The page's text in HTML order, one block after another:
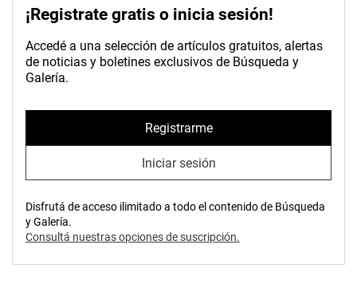
¡Registrate gratis o inicia sesión!
Accedé a una selección de artículos gratuitos, alertas
de noticias y boletines exclusivos de Búsqueda y
Galería.
Registrarme
Iniciar sesión
Disfrutá de acceso ilimitado a todo el contenido de Búsqueda
y Galería.
Consultá nuestras opciones de suscripción.